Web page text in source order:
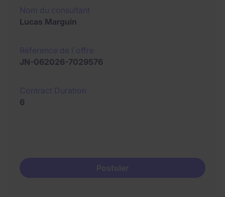
Lucas Marguin
JN-062026-7029576
6
Postuler